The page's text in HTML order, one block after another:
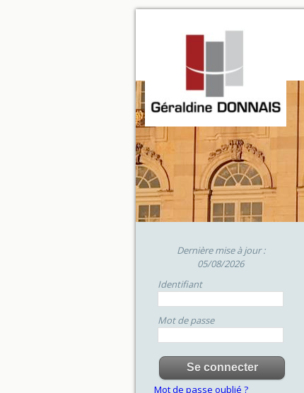
Dernière mise à jour :
05/08/2026
Identifiant
Mot de passe
Mot de passe oublié ?